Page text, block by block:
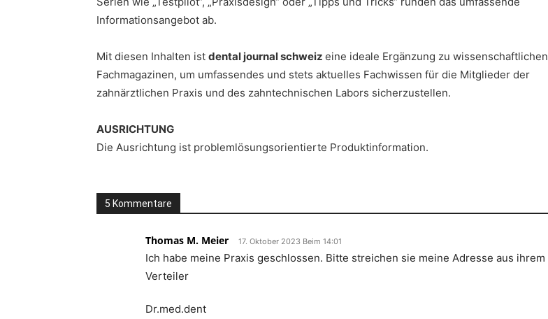
Informationsangebot ab.
Mit diesen Inhalten ist dental journal schweiz eine ideale Ergänzung zu wissenschaftlichen
Fachmagazinen, um umfassendes und stets aktuelles Fachwissen für die Mitglieder der
zahnärztlichen Praxis und des zahntechnischen Labors sicherzustellen.
AUSRICHTUNG
Die Ausrichtung ist problemlösungsorientierte Produktinformation.
5 Kommentare
Thomas M. Meier 17. Oktober 2023 Beim 14:01
Ich habe meine Praxis geschlossen. Bitte streichen sie meine Adresse aus ihrem
Verteiler
Dr.med.dent